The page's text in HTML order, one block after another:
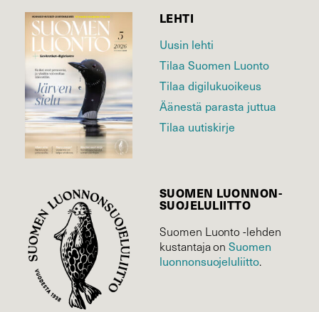
LEHTI
Uusin lehti
Tilaa Suomen Luonto
Tilaa digilukuoikeus
Äänestä parasta juttua
Tilaa uutiskirje
SUOMEN LUONNON­
SUOJELU­LIITTO
Suomen Luonto -lehden
kustantaja onSuomen
luonnonsuojelu­liitto.